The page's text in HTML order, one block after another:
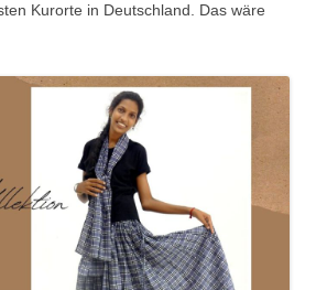
Kurorte in Deutschland. Das wäre